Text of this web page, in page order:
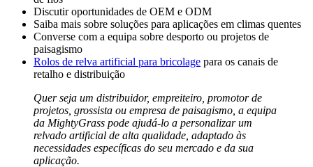
Discutir oportunidades de OEM e ODM
Saiba mais sobre soluções para aplicações em climas quentes
Converse com a equipa sobre desporto ou projetos de
paisagismo
Rolos de relva artificial para bricolage para os canais de
retalho e distribuição
Quer seja um distribuidor, empreiteiro, promotor de
projetos, grossista ou empresa de paisagismo, a equipa
da MightyGrass pode ajudá-lo a personalizar um
relvado artificial de alta qualidade, adaptado às
necessidades específicas do seu mercado e da sua
aplicação.